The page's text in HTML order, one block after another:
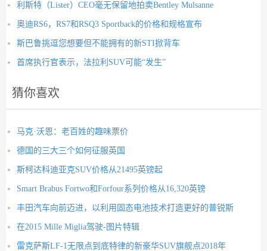
利斯特（Lister）CEO毫无保留地拍卖Bentley Mulsanne
奥迪RS6，RS7和RSQ3 Sportback的价格和规格宣布
斯巴鲁挑逗您想要但不能拥有的新STI掀背车
首席执行官表示，法拉利SUV可能“发生”
猜你喜欢
马克·沃恩：老百姓的趣味票价
德国的三大三个如何征服英国
斯柯达科迪亚克SUV价格从21495英镑起
Smart Brabus Fortwo和Forfour系列价格从16,320英镑
丰田汽车向前迈进，以利用固态电池技术打造更好的普锐斯
在2015 Mille Miglia驾驶-图片特辑
雷克萨斯LF-1无限点到底特律的新豪华SUV旗舰点2018年